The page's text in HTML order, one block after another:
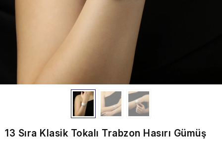
13 Sıra Klasik Tokalı Trabzon Hasırı Gümüş